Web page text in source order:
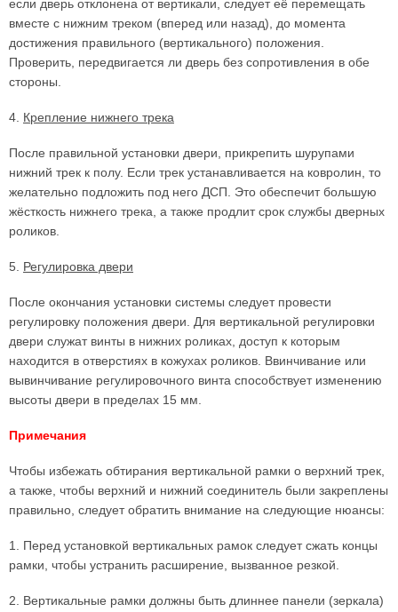
если дверь отклонена от вертикали, следует её перемещать
вместе с нижним треком (вперед или назад), до момента
достижения правильного (вертикального) положения.
Проверить, передвигается ли дверь без сопротивления в обе
стороны.
4. Крепление нижнего трека
После правильной установки двери, прикрепить шурупами
нижний трек к полу. Если трек устанавливается на ковролин, то
желательно подложить под него ДСП. Это обеспечит большую
жёсткость нижнего трека, а также продлит срок службы дверных
роликов.
5. Регулировка двери
После окончания установки системы следует провести
регулировку положения двери. Для вертикальной регулировки
двери служат винты в нижних роликах, доступ к которым
находится в отверстиях в кожухах роликов. Ввинчивание или
вывинчивание регулировочного винта способствует изменению
высоты двери в пределах 15 мм.
Примечания
Чтобы избежать обтирания вертикальной рамки о верхний трек,
а также, чтобы верхний и нижний соединитель были закреплены
правильно, следует обратить внимание на следующие нюансы:
1. Перед установкой вертикальных рамок следует сжать концы
рамки, чтобы устранить расширение, вызванное резкой.
2. Вертикальные рамки должны быть длиннее панели (зеркала)